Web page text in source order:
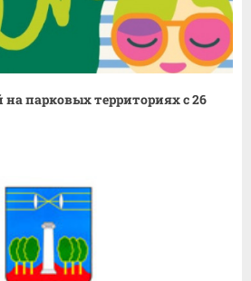
парковых территориях с 26